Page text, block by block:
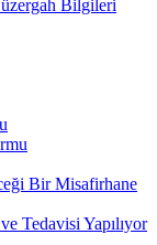
Bilgileri
Bir Misafirhane
Tedavisi Yapılıyor